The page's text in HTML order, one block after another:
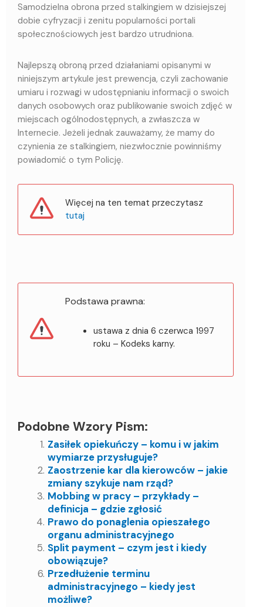
Samodzielna obrona przed stalkingiem w dzisiejszej
dobie cyfryzacji i zenitu popularności portali
społecznościowych jest bardzo utrudniona.
Najlepszą obroną przed działaniami opisanymi w
niniejszym artykule jest prewencja, czyli zachowanie
umiaru i rozwagi w udostępnianiu informacji o swoich
danych osobowych oraz publikowanie swoich zdjęć w
miejscach ogólnodostępnych, a zwłaszcza w
Internecie. Jeżeli jednak zauważamy, że mamy do
czynienia ze stalkingiem, niezwłocznie powinniśmy
powiadomić o tym Policję.
Więcej na ten temat przeczytasz
tutaj
Podstawa prawna:
ustawa z dnia 6 czerwca 1997
roku – Kodeks karny.
Podobne Wzory Pism:
Zasiłek opiekuńczy – komu i w jakim
wymiarze przysługuje?
Zaostrzenie kar dla kierowców – jakie
zmiany szykuje nam rząd?
Mobbing w pracy – przykłady –
definicja – gdzie zgłosić
Prawo do ponaglenia opieszałego
organu administracyjnego
Split payment – czym jest i kiedy
obowiązuje?
Przedłużenie terminu
administracyjnego – kiedy jest
możliwe?